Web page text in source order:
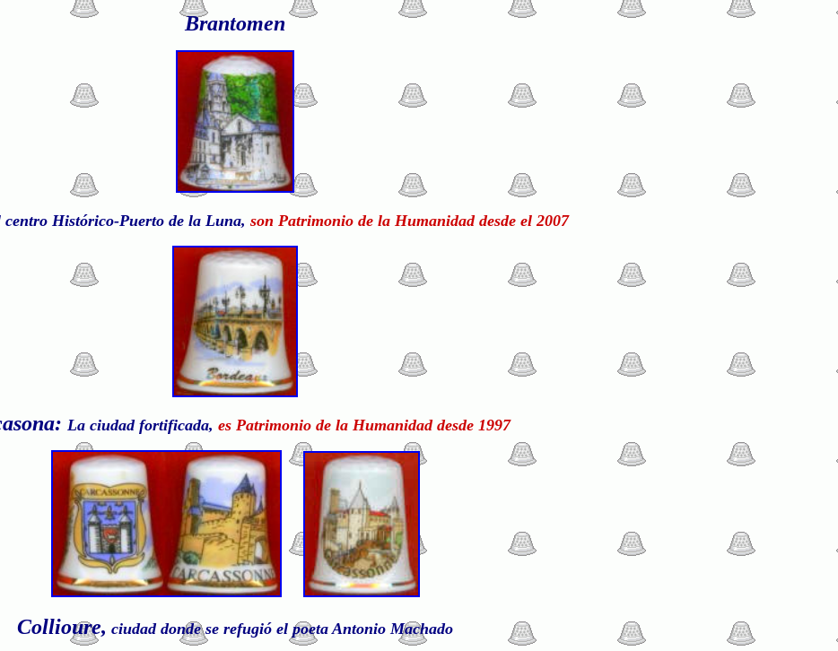
Brantomen
Histórico-Puerto de la Luna, son Patrimonio de la Humanidad desde el 2007
La ciudad fortificada, es Patrimonio de la Humanidad desde 1997
Collioure, ciudad donde se refugió el poeta Antonio Machado